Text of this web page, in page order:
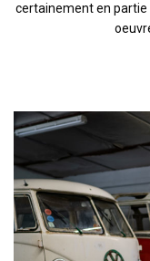
certainement en partie